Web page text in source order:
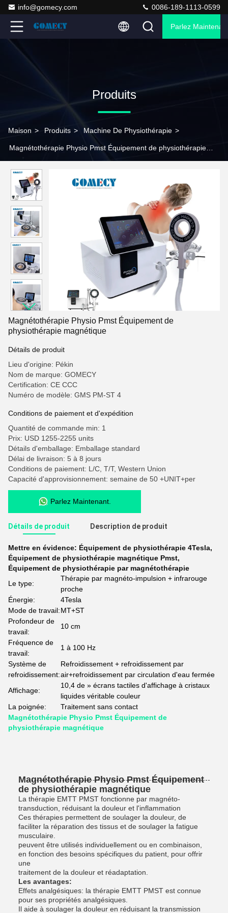
info@gomecy.com 0086-189-1113-0599
Parlez
Produits
Maison > Produits > Machine De Physiothérapie >
Magnétothérapie Physio Pmst Équipement de physiothérapie
Magnétothérapie Physio Pmst Équipement de
physiothérapie magnétique
Détails de produit
Lieu d'origine: Pékin
Nom de marque: GOMECY
Certification: CE CCC
Numéro de modèle: GMS PM-ST 4
Conditions de paiement et d'expédition
Quantité de commande min: 1
Prix: USD 1255-2255 units
Détails d'emballage: Emballage standard
Délai de livraison: 5 à 8 jours
Conditions de paiement: L/C, T/T, Western Union
Capacité d'approvisionnement: semaine de 50 +UNIT+per
Parlez Maintenant.
Détails de produit Description de produit
Mettre en évidence: Équipement de physiothérapie 4Tesla,
Équipement de physiothérapie magnétique Pmst,
Équipement de physiothérapie par magnétothérapie
Le type:
Thérapie par magnéto-impulsion + infrarouge
proche
Énergie:
4Tesla
Mode de travail:MT+ST
Profondeur de
travail:
10 cm
Fréquence de
travail:
1 à 100 Hz
Système de
refroidissement:
Refroidissement + refroidissement par
air+refroidissement par circulation d'eau fermée
Affichage:
10,4 de » écrans tactiles d'affichage à cristaux
liquides véritable couleur
La poignée:
Traitement sans contact
Magnétothérapie Physio Pmst Équipement de
physiothérapie magnétique
Magnétothérapie Physio Pmst Équipement
de physiothérapie magnétique
La thérapie EMTT PMST fonctionne par magnéto-
transduction, réduisant la douleur et l'inflammation
Ces thérapies permettent de soulager la douleur, de
faciliter la réparation des tissus et de soulager la fatigue
musculaire.
peuvent être utilisés individuellement ou en combinaison,
en fonction des besoins spécifiques du patient, pour offrir
une
traitement de la douleur et réadaptation.
Les avantages:
Effets analgésiques: la thérapie EMTT PMST est connue
pour ses propriétés analgésiques.
Il aide à soulager la douleur en réduisant la transmission